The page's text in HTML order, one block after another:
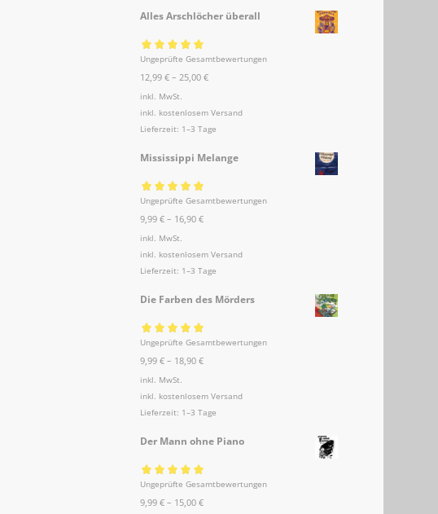
Alles Arschlöcher überall
Bewertet mit
5.00von 5
Ungeprüfte Gesamtbewertungen
12,99€ –25,00€
inkl. MwSt.
inkl. kostenlosem Versand
Lieferzeit: 1–3 Tage
Mississippi Melange
Bewertet mit
5.00 von 5
Ungeprüfte Gesamtbewertungen
9,99€ – 16,90€
inkl. MwSt.
inkl. kostenlosem Versand
Lieferzeit: 1–3 Tage
Die Farben des Mörders
Bewertet mit
5.00 von 5
Ungeprüfte Gesamtbewertungen
9,99€ – 18,90€
inkl. MwSt.
inkl. kostenlosem Versand
Lieferzeit: 1–3 Tage
Der Mann ohne Piano
Bewertet mit
5.00 von 5
Ungeprüfte Gesamtbewertungen
9,99€ – 15,00€